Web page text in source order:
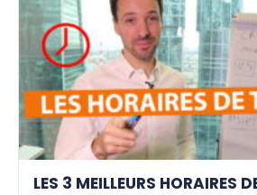
LES 3 MEILLEURS HORAIRES